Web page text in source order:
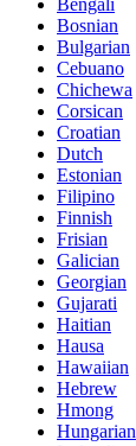
Bosnian
Bulgarian
Cebuano
Chichewa
Corsican
Croatian
Dutch
Estonian
Filipino
Finnish
Frisian
Galician
Georgian
Gujarati
Haitian
Hausa
Hawaiian
Hebrew
Hmong
Hungarian